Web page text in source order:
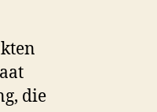
die